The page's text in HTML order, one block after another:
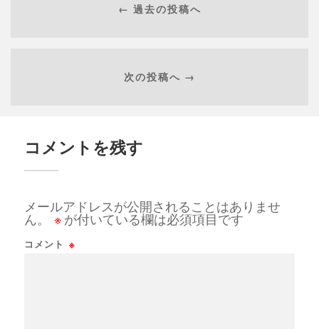
← 過去の投稿へ
次の投稿へ →
コメントを残す
メールアドレスが公開されることはありませ
ん。
※ が付いている欄は必須項目です
コメント ※